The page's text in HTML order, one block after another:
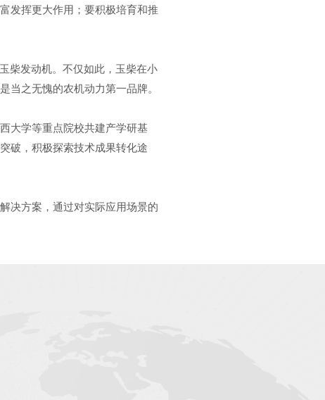
发挥更大作用；要积极培育和推
柴发动机。不仅如此，玉柴在小
之无愧的农机动力第一品牌。
大学等重点院校共建产学研基
破，积极探索技术成果转化途
决方案，通过对实际应用场景的